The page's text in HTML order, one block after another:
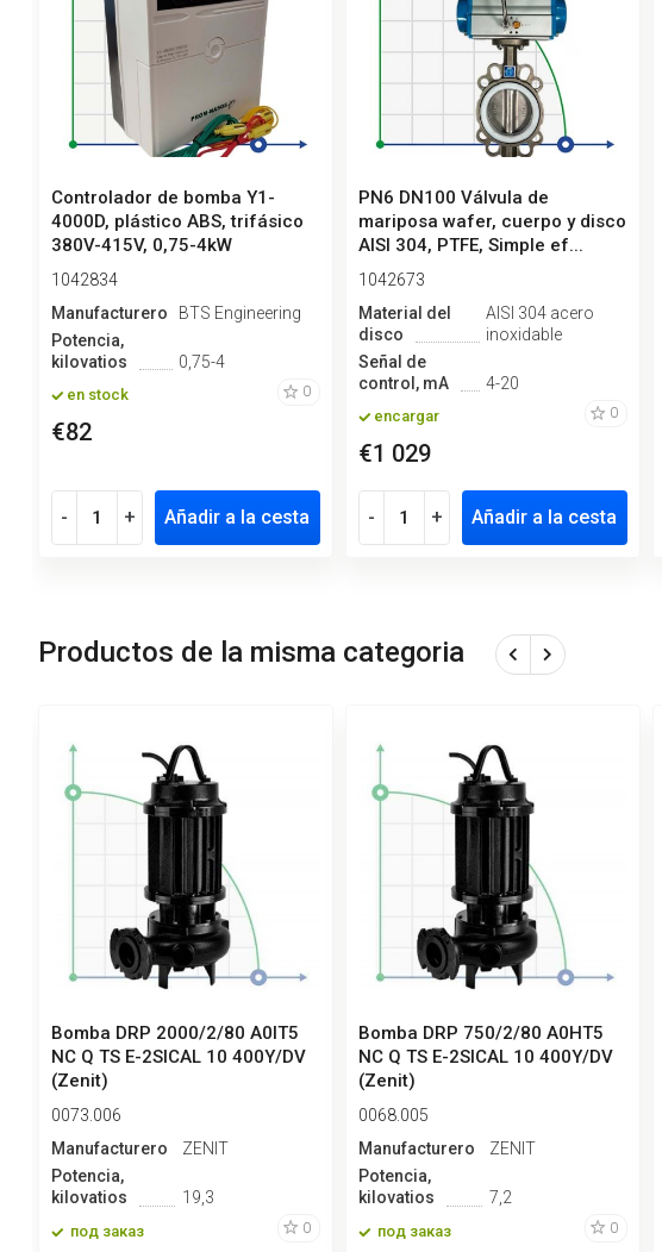
Controlador de bomba Y1-
4000D, plástico ABS, trifásico
380V-415V, 0,75-4kW
1042834
Manufacturero
BTS Engineering
Potencia,
kilovatios
0,75-4
en stock 0
€82
- + Añadir a la cesta
PN6 DN100 Válvula de
mariposa wafer, cuerpo y disco
AISI 304, PTFE, Simple ef...
1042673
Material del
disco
AISI 304 acero
inoxidable
Señal de
control, mA
4-20
encargar 0
€1 029
- + Añadir a la cesta
Productos de la misma categoria
Bomba DRP 2000/2/80 A0IT5
NC Q TS E-2SICAL 10 400Y/DV
(Zenit)
0073.006
Manufacturero
ZENIT
Potencia,
kilovatios
19,3
под заказ 0
Bomba DRP 750/2/80 A0HT5
NC Q TS E-2SICAL 10 400Y/DV
(Zenit)
0068.005
Manufacturero
ZENIT
Potencia,
kilovatios
7,2
под заказ 0